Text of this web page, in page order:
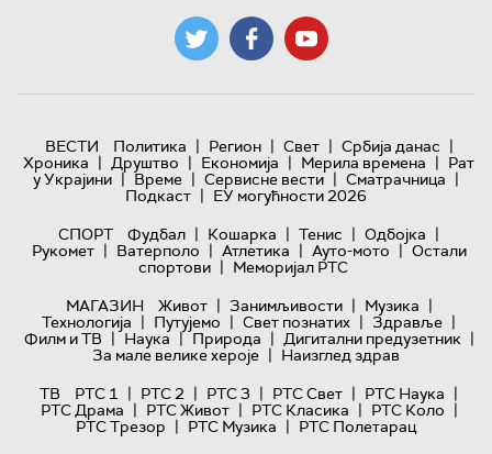
ВЕСТИ Политика | Регион | Свет | Србија данас |
Хроника | Друштво | Економија | Мерила времена | Рат
у Украјини | Време | Сервисне вести | Сматрачница |
Подкаст | ЕУ могућности 2026
СПОРТ
Фудбал | Кошарка | Тенис | Одбојка |
Рукомет | Ватерполо | Атлетика | Ауто-мото | Остали
спортови | Меморијал РТС
МАГАЗИН
Живот | Занимљивости | Музика |
Технологијa | Путујемо | Свет познатих | Здравље |
Филм и ТВ | Наука | Природа | Дигитални предузетник |
За мале велике хероје | Наизглед здрав
ТВ
РТС 1 | РТС 2 | РТС 3 | РТС Свет | РТС Наука |
РТС Драма | РТС Живот | РТС Класика | РТС Коло |
РТС Трезор | РТС Музика | РТС Полетарац